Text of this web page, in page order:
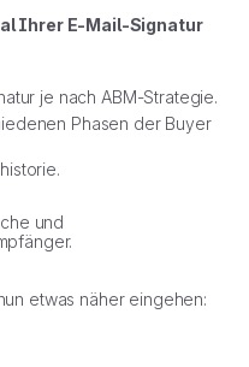
Ihrer E-Mail-Signatur
je nach ABM-Strategie.
Phasen der Buyer
und
etwas näher eingehen: